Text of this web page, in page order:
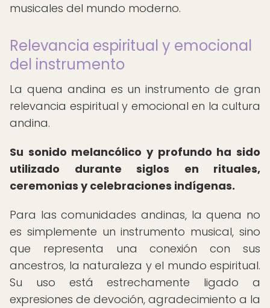
musicales del mundo moderno.
Relevancia espiritual y emocional
del instrumento
La quena andina es un instrumento de gran
relevancia espiritual y emocional en la cultura
andina.
Su sonido melancólico y profundo ha sido
utilizado durante siglos en rituales,
ceremonias y celebraciones indígenas.
Para las comunidades andinas, la quena no
es simplemente un instrumento musical, sino
que representa una conexión con sus
ancestros, la naturaleza y el mundo espiritual.
Su uso está estrechamente ligado a
expresiones de devoción, agradecimiento a la